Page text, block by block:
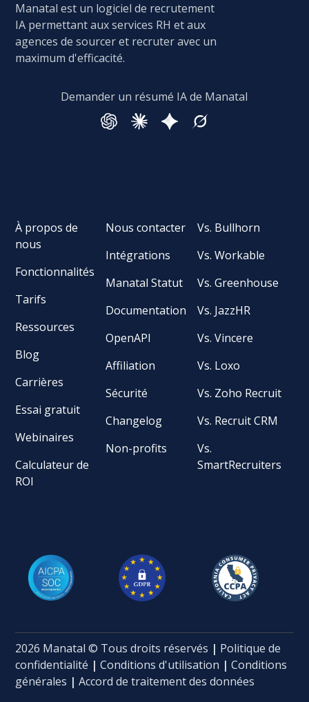
Manatal est un logiciel de recrutement
IA permettant aux services RH et aux
agences de sourcer et recruter avec un
maximum d'efficacité.
Demander un résumé IA de Manatal
À propos de
nous
Fonctionnalités
Tarifs
Ressources
Blog
Carrières
Essai gratuit
Webinaires
Calculateur de
ROI
Nous contacter
Intégrations
Manatal Statut
Documentation
OpenAPI
Affiliation
Sécurité
Changelog
Non-profits
Vs. Bullhorn
Vs. Workable
Vs. Greenhouse
Vs. JazzHR
Vs. Vincere
Vs. Loxo
Vs. Zoho Recruit
Vs. Recruit CRM
Vs.
SmartRecruiters
2026 Manatal © Tous droits réservés | Politique de
confidentialité |Conditions d'utilisation | Conditions
générales | Accord de traitement des données